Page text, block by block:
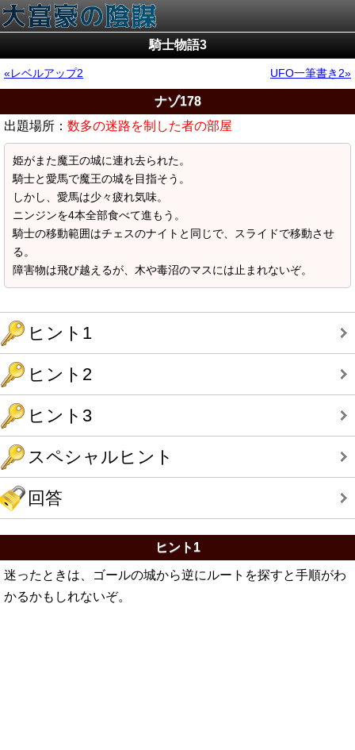
騎士物語3
レベルアップ2 UFO一筆書き2
ナゾ178
出題場所： 数多の迷路を制した者の部屋
姫がまた魔王の城に連れ去られた。
騎士と愛馬で魔王の城を目指そう。
しかし、愛馬は少々疲れ気味。
ニンジンを4本全部食べて進もう。
騎士の移動範囲はチェスのナイトと同じで、スライドで移動させ
る。
障害物は飛び越えるが、木や毒沼のマスには止まれないぞ。
ヒント1
ヒント2
ヒント3
スペシャルヒント
回答
ヒント1
迷ったときは、ゴールの城から逆にルートを探すと手順がわ
かるかもしれないぞ。